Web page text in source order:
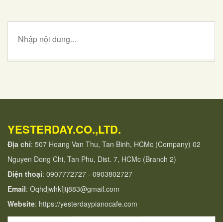
YESTERDAY.CO.,LTD.
Địa chỉ: 507 Hoang Van Thu, Tan Binh, HCMc (Company) 02
Nguyen Dong Chi, Tan Phu, Dist. 7, HCMc (Branch 2)
Điện thoại: 0907772727 - 0903802727
Email: Oqhdjwhkfjtj883@gmail.com
Website: https://yesterdaypianocafe.com